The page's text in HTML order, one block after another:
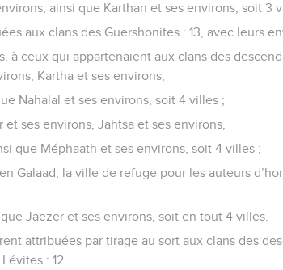
ainsi que Karthan et ses environs, soit 3
aux clans des Guershonites : 13, avec leurs
à ceux qui appartenaient aux clans des
Kartha et ses environs,
Nahalal et ses environs, soit 4 villes ;
ses environs, Jahtsa et ses environs,
que Méphaath et ses environs, soit 4 villes ;
Galaad, la ville de refuge pour les auteurs
Jaezer et ses environs, soit en tout 4 villes.
attribuées par tirage au sort aux clans des
: 12.